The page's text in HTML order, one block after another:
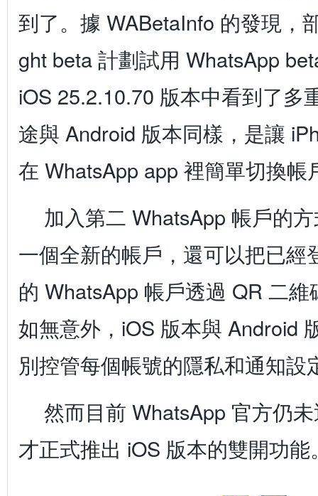
到了。據 WABetaInfo 的發現，
ght beta 計劃試用 WhatsApp
iOS 25.2.10.70 版本中看到了多
途與 Android 版本同樣，是讓
在 WhatsApp app 裡簡單切換帳
加入第二 WhatsApp 帳戶的
一個全新的帳戶，還可以把已經
的 WhatsApp 帳戶透過 QR 二
如無意外，iOS 版本與 Android
別控管每個帳號的隱私和通知設
然而目前 WhatsApp 官方仍
才正式推出 iOS 版本的雙開功能